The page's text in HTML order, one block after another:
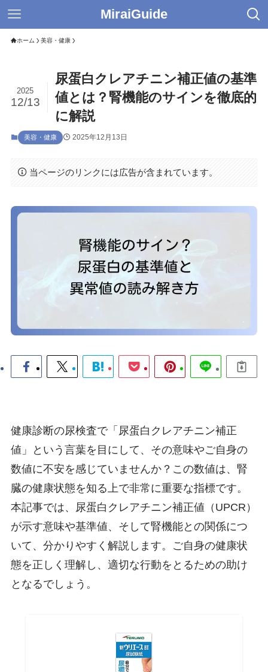
MiraiGuide
ホーム 美容・健康
尿蛋白クレアチニン補正値の基準
値とは？腎機能のサインを徹底的
に解説
2025
12/13
美容・健康 2025年12月13日
当ページのリンクには広告が含まれています。
健康診断の尿検査で「尿蛋白クレアチニン補正
値」という言葉を目にして、その意味やご自身の
数値に不安を感じていませんか？この数値は、腎
臓の健康状態を知る上で非常に重要な指標です。
本記事では、尿蛋白クレアチニン補正値（UPCR）
が示す意味や基準値、そして腎機能との関係につ
いて、分かりやすく解説します。ご自身の健康状
態を正しく理解し、適切な行動をとるための助け
となるでしょう。